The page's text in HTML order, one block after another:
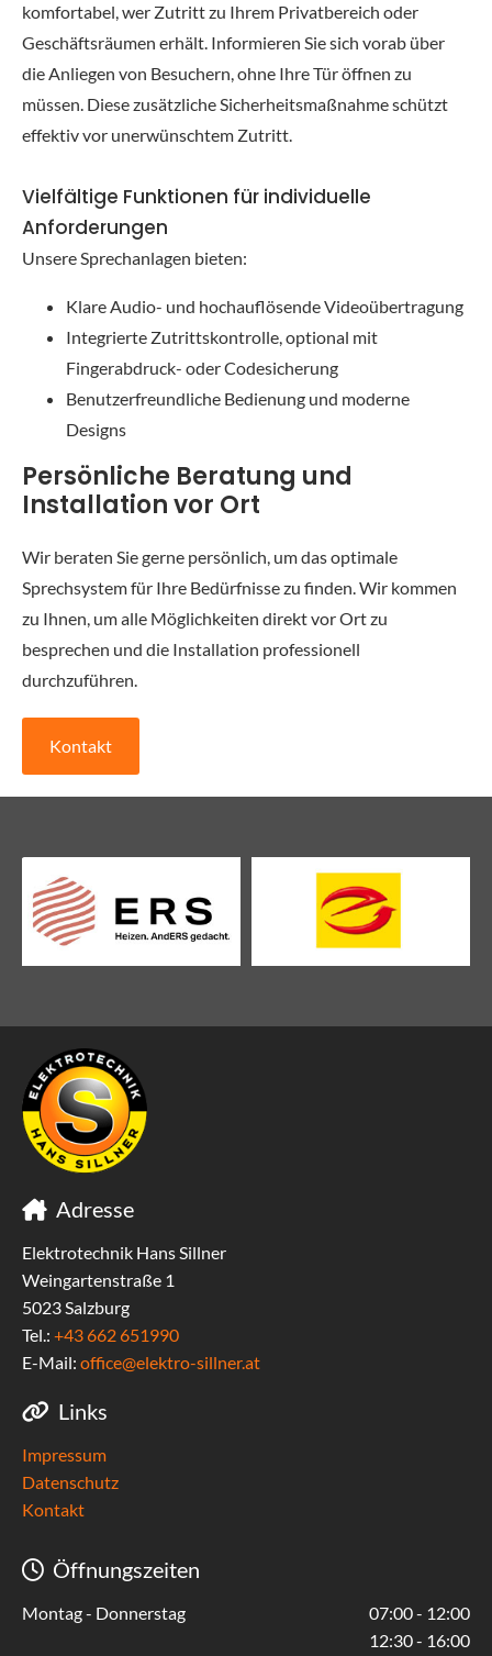
komfortabel, wer Zutritt zu Ihrem Privatbereich oder
Geschäftsräumen erhält. Informieren Sie sich vorab über
die Anliegen von Besuchern, ohne Ihre Tür öffnen zu
müssen. Diese zusätzliche Sicherheitsmaßnahme schützt
effektiv vor unerwünschtem Zutritt.
Vielfältige Funktionen für individuelle
Anforderungen
Unsere Sprechanlagen bieten:
Klare Audio- und hochauflösende Videoübertragung
Integrierte Zutrittskontrolle, optional mit
Fingerabdruck- oder Codesicherung
Benutzerfreundliche Bedienung und moderne
Designs
Persönliche Beratung und
Installation vor Ort
Wir beraten Sie gerne persönlich, um das optimale
Sprechsystem für Ihre Bedürfnisse zu finden. Wir kommen
zu Ihnen, um alle Möglichkeiten direkt vor Ort zu
besprechen und die Installation professionell
durchzuführen.
Kontakt
 Adresse
Elektrotechnik Hans Sillner
Weingartenstraße 1
5023 Salzburg
Tel.: +43 662 651990
E-Mail: office@elektro-sillner.at
 Links
Impressum
Datenschutz
Kontakt
 Öffnungszeiten
Montag - Donnerstag
07:00 - 12:00
12:30 - 16:00